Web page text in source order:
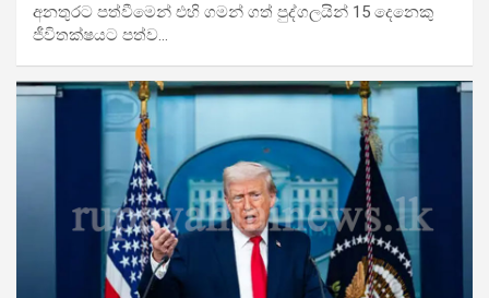
අනතුරට පත්වීමෙන් එහි ගමන් ගත් පුද්ගලයින් 15 දෙනෙකු
ජීවිතක්ෂයට පත්ව…